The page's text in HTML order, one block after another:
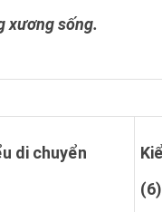
xương sống.
di chuyển
(6)